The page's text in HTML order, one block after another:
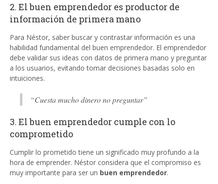
2. El buen emprendedor es productor de
información de primera mano
Para Néstor, saber buscar y contrastar información es una
habilidad fundamental del buen emprendedor. El emprendedor
debe validar sus ideas con datos de primera mano y preguntar
a los usuarios, evitando tomar decisiones basadas solo en
intuiciones.
“Cuesta mucho dinero no preguntar”
3. El buen emprendedor cumple con lo
comprometido
Cumplir lo prometido tiene un significado muy profundo a la
hora de emprender. Néstor considera que el compromiso es
muy importante para ser un buen emprendedor.